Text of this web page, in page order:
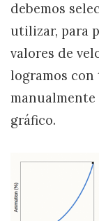
debemos
utilizar, para
valores de
logramos
manualmente
gráfico.